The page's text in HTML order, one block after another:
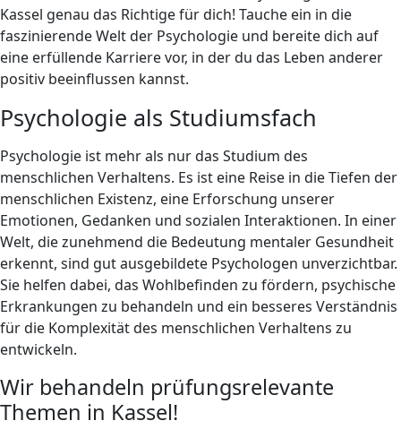
Kassel genau das Richtige für dich! Tauche ein in die
faszinierende Welt der Psychologie und bereite dich auf
eine erfüllende Karriere vor, in der du das Leben anderer
positiv beeinflussen kannst.
Psychologie als Studiumsfach
Psychologie ist mehr als nur das Studium des
menschlichen Verhaltens. Es ist eine Reise in die Tiefen der
menschlichen Existenz, eine Erforschung unserer
Emotionen, Gedanken und sozialen Interaktionen. In einer
Welt, die zunehmend die Bedeutung mentaler Gesundheit
erkennt, sind gut ausgebildete Psychologen unverzichtbar.
Sie helfen dabei, das Wohlbefinden zu fördern, psychische
Erkrankungen zu behandeln und ein besseres Verständnis
für die Komplexität des menschlichen Verhaltens zu
entwickeln.
Wir behandeln prüfungsrelevante
Themen in Kassel!